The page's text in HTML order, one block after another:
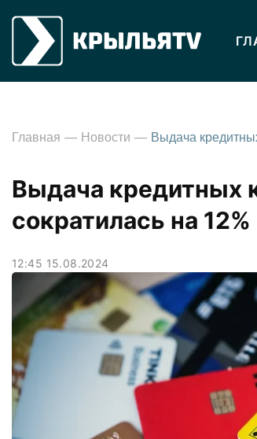
Главная Новости
Выдача кредитных
сократилась на 12%
12:45 15.08.2024